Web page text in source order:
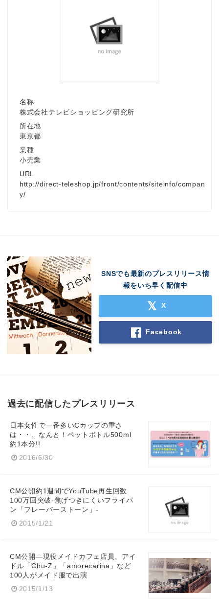
名称
株式会社テレビショッピング研究所
所在地
東京都
業種
小売業
URL
http://direct-teleshop.jp/front/contents/siteinfo/compan
y/
SNSでも最新のプレスリリース情
報をいち早く配信中
X
Facebook
過去に配信したプレスリリース
日本女性で一番多いCカップの重さ
は・・、なんと！ペットボトル500ml
約1本分!!
2016/6/30
CM公開約1週間でYouTube再生回数
100万回突破-焦げつきにくいフライパ
ン「フレーバーストーン」-
2015/1/21
CM公開―現役メイドカフェ店員、アイ
ドル「Chu-Z」「amorecarina」など
100人がメイド服で出演
2015/1/13